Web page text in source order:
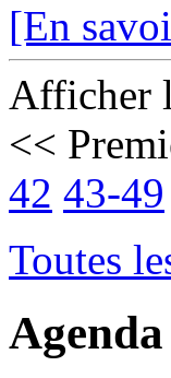
[En
Afficher
<<
42 43-49
Toutes
Agenda